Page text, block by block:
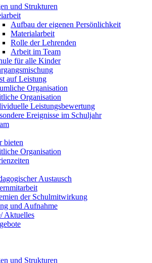
und Strukturen
Aufbau der eigenen Persönlichkeit
Materialarbeit
Rolle der Lehrenden
Arbeit im Team
für alle Kinder
auf Leistung
Organisation
Organisation
Leistungsbewertung
Ereignisse im Schuljahr
bieten
Organisation
Austausch
der Schulmitwirkung
und Aufnahme
Aktuelles
und Strukturen